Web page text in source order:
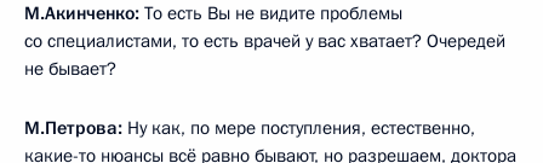
М.Акинченко: То есть Вы не видите проблемы
со специалистами, то есть врачей у вас хватает? Очередей
не бывает?
М.Петрова: Ну как, по мере поступления, естественно,
какие-то нюансы всё равно бывают, но разрешаем, доктора